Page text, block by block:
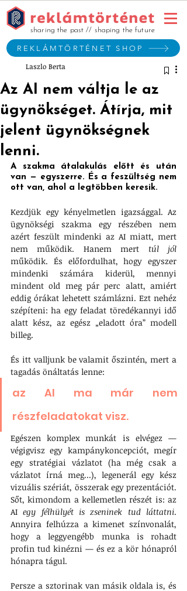
REKLÁMTÖRTÉNET SHOP
sharing the past // shaping the future
Az AI nem váltja le az
ügynökséget. Átírja, mit
jelent ügynökségnek
lenni.
Laszlo Berta
A szakma átalakulás előtt és után
van — egyszerre. És a feszültség nem
ott van, ahol a legtöbben keresik.
Kezdjük egy kényelmetlen igazsággal. Az
ügynökségi szakma egy részében nem
azért feszült mindenki az AI miatt, mert
nem működik. Hanem mert túl jól
működik. És előfordulhat, hogy egyszer
mindenki számára kiderül, mennyi
mindent old meg pár perc alatt, amiért
eddig órákat lehetett számlázni. Ezt nehéz
szépíteni: ha egy feladat töredékannyi idő
alatt kész, az egész „eladott óra” modell
billeg.
És itt valljunk be valamit őszintén, mert a
tagadás önáltatás lenne:
az AI ma már nem
részfeladatokat visz.
Egészen komplex munkát is elvégez —
végigvisz egy kampánykoncepciót, megír
egy stratégiai vázlatot (ha még csak a
vázlatot írná meg...), legenerál egy kész
vizuális szériát, összerak egy prezentációt.
Sőt, kimondom a kellemetlen részét is: az
AI egy félhülyét is zseninek tud láttatni.
Annyira felhúzza a kimenet színvonalát,
hogy a leggyengébb munka is rohadt
profin tud kinézni — és ez a kör hónapról
hónapra tágul.
Persze a sztorinak van másik oldala is, és